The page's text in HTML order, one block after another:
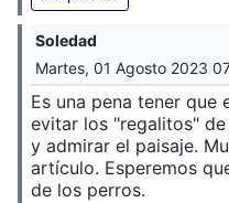
Soledad
Martes, 01 Agosto 2023
Es una pena tener que
evitar los "regalitos"
y admirar el paisaje.
artículo. Esperemos
de los perros.